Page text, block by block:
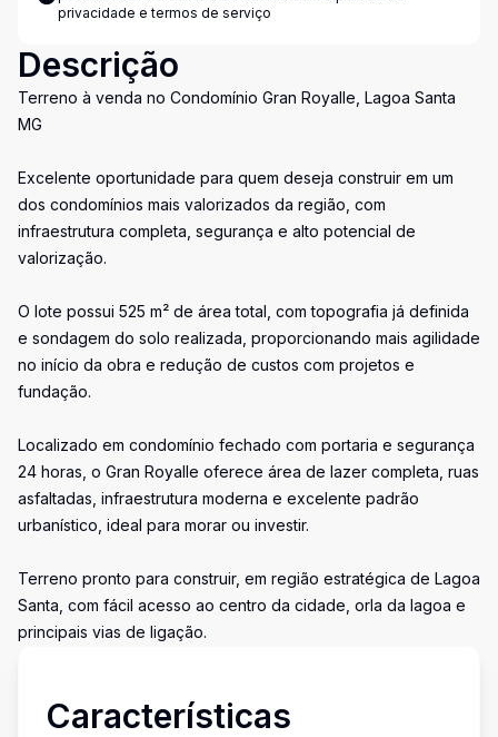
privacidade e termos de serviço
Descrição
Terreno à venda no Condomínio Gran Royalle, Lagoa Santa
MG
Excelente oportunidade para quem deseja construir em um
dos condomínios mais valorizados da região, com
infraestrutura completa, segurança e alto potencial de
valorização.
O lote possui 525 m² de área total, com topografia já definida
e sondagem do solo realizada, proporcionando mais agilidade
no início da obra e redução de custos com projetos e
fundação.
Localizado em condomínio fechado com portaria e segurança
24 horas, o Gran Royalle oferece área de lazer completa, ruas
asfaltadas, infraestrutura moderna e excelente padrão
urbanístico, ideal para morar ou investir.
Terreno pronto para construir, em região estratégica de Lagoa
Santa, com fácil acesso ao centro da cidade, orla da lagoa e
principais vias de ligação.
Características